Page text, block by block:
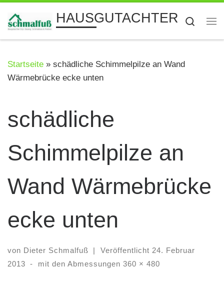
Zum Inhalt springenHAUSGUTACHTER
Search
Startseite » schädliche Schimmelpilze an Wand
Wärmebrücke ecke unten
schädliche
Schimmelpilze an
Wand Wärmebrücke
ecke unten
von Dieter Schmalfuß | Veröffentlicht 24. Februar
2013
- mit den Abmessungen 360 × 480